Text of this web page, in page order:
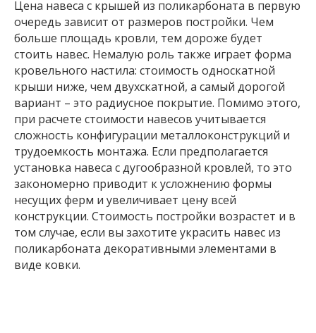
Цена навеса с крышей из поликарбоната в первую
очередь зависит от размеров постройки. Чем
больше площадь кровли, тем дороже будет
стоить навес. Немалую роль также играет форма
кровельного настила: стоимость односкатной
крыши ниже, чем двухскатной, а самый дорогой
вариант – это радиусное покрытие. Помимо этого,
при расчете стоимости навесов учитывается
сложность конфигурации металлоконструкций и
трудоемкость монтажа. Если предполагается
установка навеса с дугообразной кровлей, то это
закономерно приводит к усложнению формы
несущих ферм и увеличивает цену всей
конструкции. Стоимость постройки возрастет и в
том случае, если вы захотите украсить навес из
поликарбоната декоративными элементами в
виде ковки.